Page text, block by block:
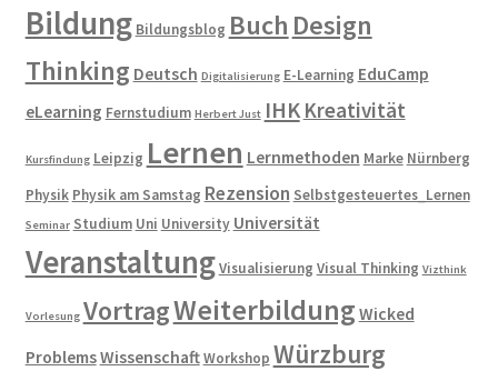
Bildung Bildungsblog Buch Design
Thinking Deutsch Digitalisierung E-Learning EduCamp
eLearning Fernstudium Herbert Just IHK Kreativität
Kursfindung Leipzig Lernen Lernmethoden Marke Nürnberg
Physik Physik am Samstag Rezension Selbstgesteuertes_Lernen
Seminar Studium Uni University Universität
VeranstaltungVisualisierung Visual Thinking Vizthink
Vorlesung VortragWeiterbildung Wicked
ProblemsWissenschaftWorkshop Würzburg